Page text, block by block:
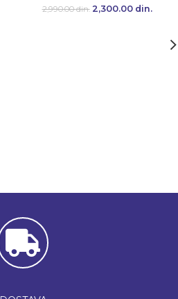
1,090.00 din..2,990.00din. Originalna cena
2,300.00 din.